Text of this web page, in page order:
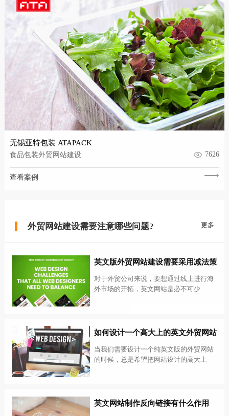
无锡亚特包装 ATAPACK
食品包装外贸网站建设 7626
查看案例
外贸网站建设需要注意哪些问题? 更多
英文版外贸网站建设需要采用减法策
略
对于外贸公司来说，要想通过线上进行海
外市场的开拓，英文网站是必不可少
如何设计一个高大上的英文外贸网站
当我们需要设计一个纯英文版的外贸网站
的时候，总是希望把网站设计的高大上
英文网站制作​反向链接有什么作用